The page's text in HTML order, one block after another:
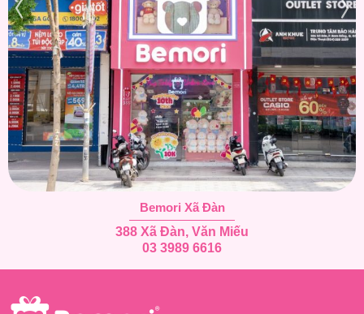
Bemori Xã Đàn
388 Xã Đàn, Văn Miếu
03 3989 6616